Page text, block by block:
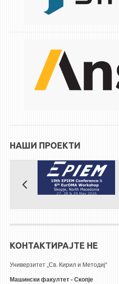
НАШИ ПРОЕКТИ
КОНТАКТИРАЈТЕ НЕ
Универзитет „Св. Кирил и Методиј“
Машински факултет - Скопје